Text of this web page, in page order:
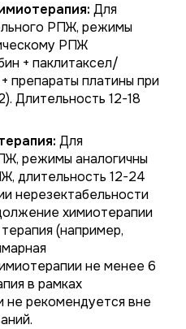
Для
РПЖ, режимы
РПЖ
+ паклитаксел/
препараты платины при
Длительность 12-18
Для
режимы аналогичны
длительность 12-24
нерезектабельности
химиотерапии
(например,
не менее 6
в рамках
не рекомендуется вне